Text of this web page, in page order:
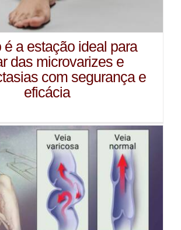
é a estação ideal para
das microvarizes e
com segurança e
eficácia